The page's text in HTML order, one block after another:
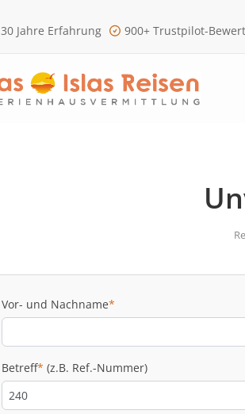
30 Jahre Erfahrung 900+ Trustpilot-
Vor- und Nachname*
Betreff* (z.B. Ref.-Nummer)